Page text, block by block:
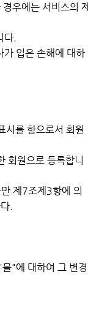
우에는 서비스의 제
다.
입은 손해에 대하
시를 함으로서 회원
회원으로 등록합니
제7조제3항에 의
.
"에 대하여 그 변경